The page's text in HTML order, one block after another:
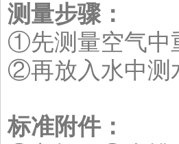
测量步骤：
①先测量空气中
②再放入水中测
标准附件：